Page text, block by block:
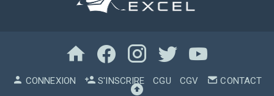
CONNEXION S'INSCRIRE CGU CGV CONTACT